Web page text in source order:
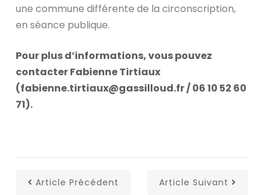
une commune différente de la circonscription,
en séance publique.
Pour plus d’informations, vous pouvez
contacter Fabienne Tirtiaux
(fabienne.tirtiaux@gassilloud.fr / 06 10 52 60
71).
Article Précédent Article Suivant